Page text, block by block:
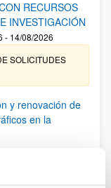
RECURSOS
INVESTIGACIÓN
- 14/08/2026
SOLICITUDES
y renovación de
en la
Relación